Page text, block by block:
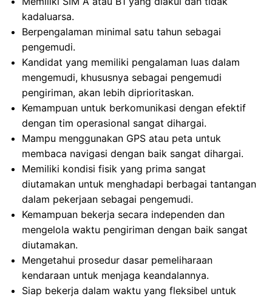
kadaluarsa.
Berpengalaman minimal satu tahun sebagai
pengemudi.
Kandidat yang memiliki pengalaman luas dalam
mengemudi, khususnya sebagai pengemudi
pengiriman, akan lebih diprioritaskan.
Kemampuan untuk berkomunikasi dengan efektif
dengan tim operasional sangat dihargai.
Mampu menggunakan GPS atau peta untuk
membaca navigasi dengan baik sangat dihargai.
Memiliki kondisi fisik yang prima sangat
diutamakan untuk menghadapi berbagai tantangan
dalam pekerjaan sebagai pengemudi.
Kemampuan bekerja secara independen dan
mengelola waktu pengiriman dengan baik sangat
diutamakan.
Mengetahui prosedur dasar pemeliharaan
kendaraan untuk menjaga keandalannya.
Siap bekerja dalam waktu yang fleksibel untuk